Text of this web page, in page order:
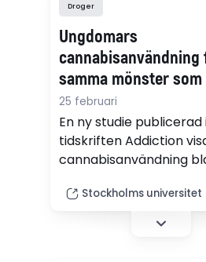
Droger
Ungdomars
samma mönster
25 februari
En ny studie publicerad
tidskriften Addiction
cannabisanvändning
befolkningsmönster som
tidigare påvisats för
Stockholms universitet